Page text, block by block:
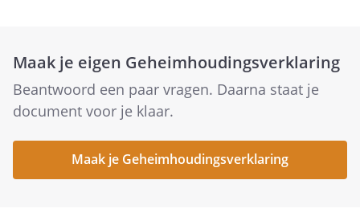
Maak je eigen Geheimhoudingsverklaring
Beantwoord een paar vragen. Daarna staat je
document voor je klaar.
Maak je Geheimhoudingsverklaring